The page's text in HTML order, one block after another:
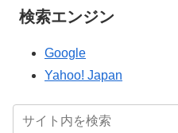
検索エンジン
Google
Yahoo! Japan